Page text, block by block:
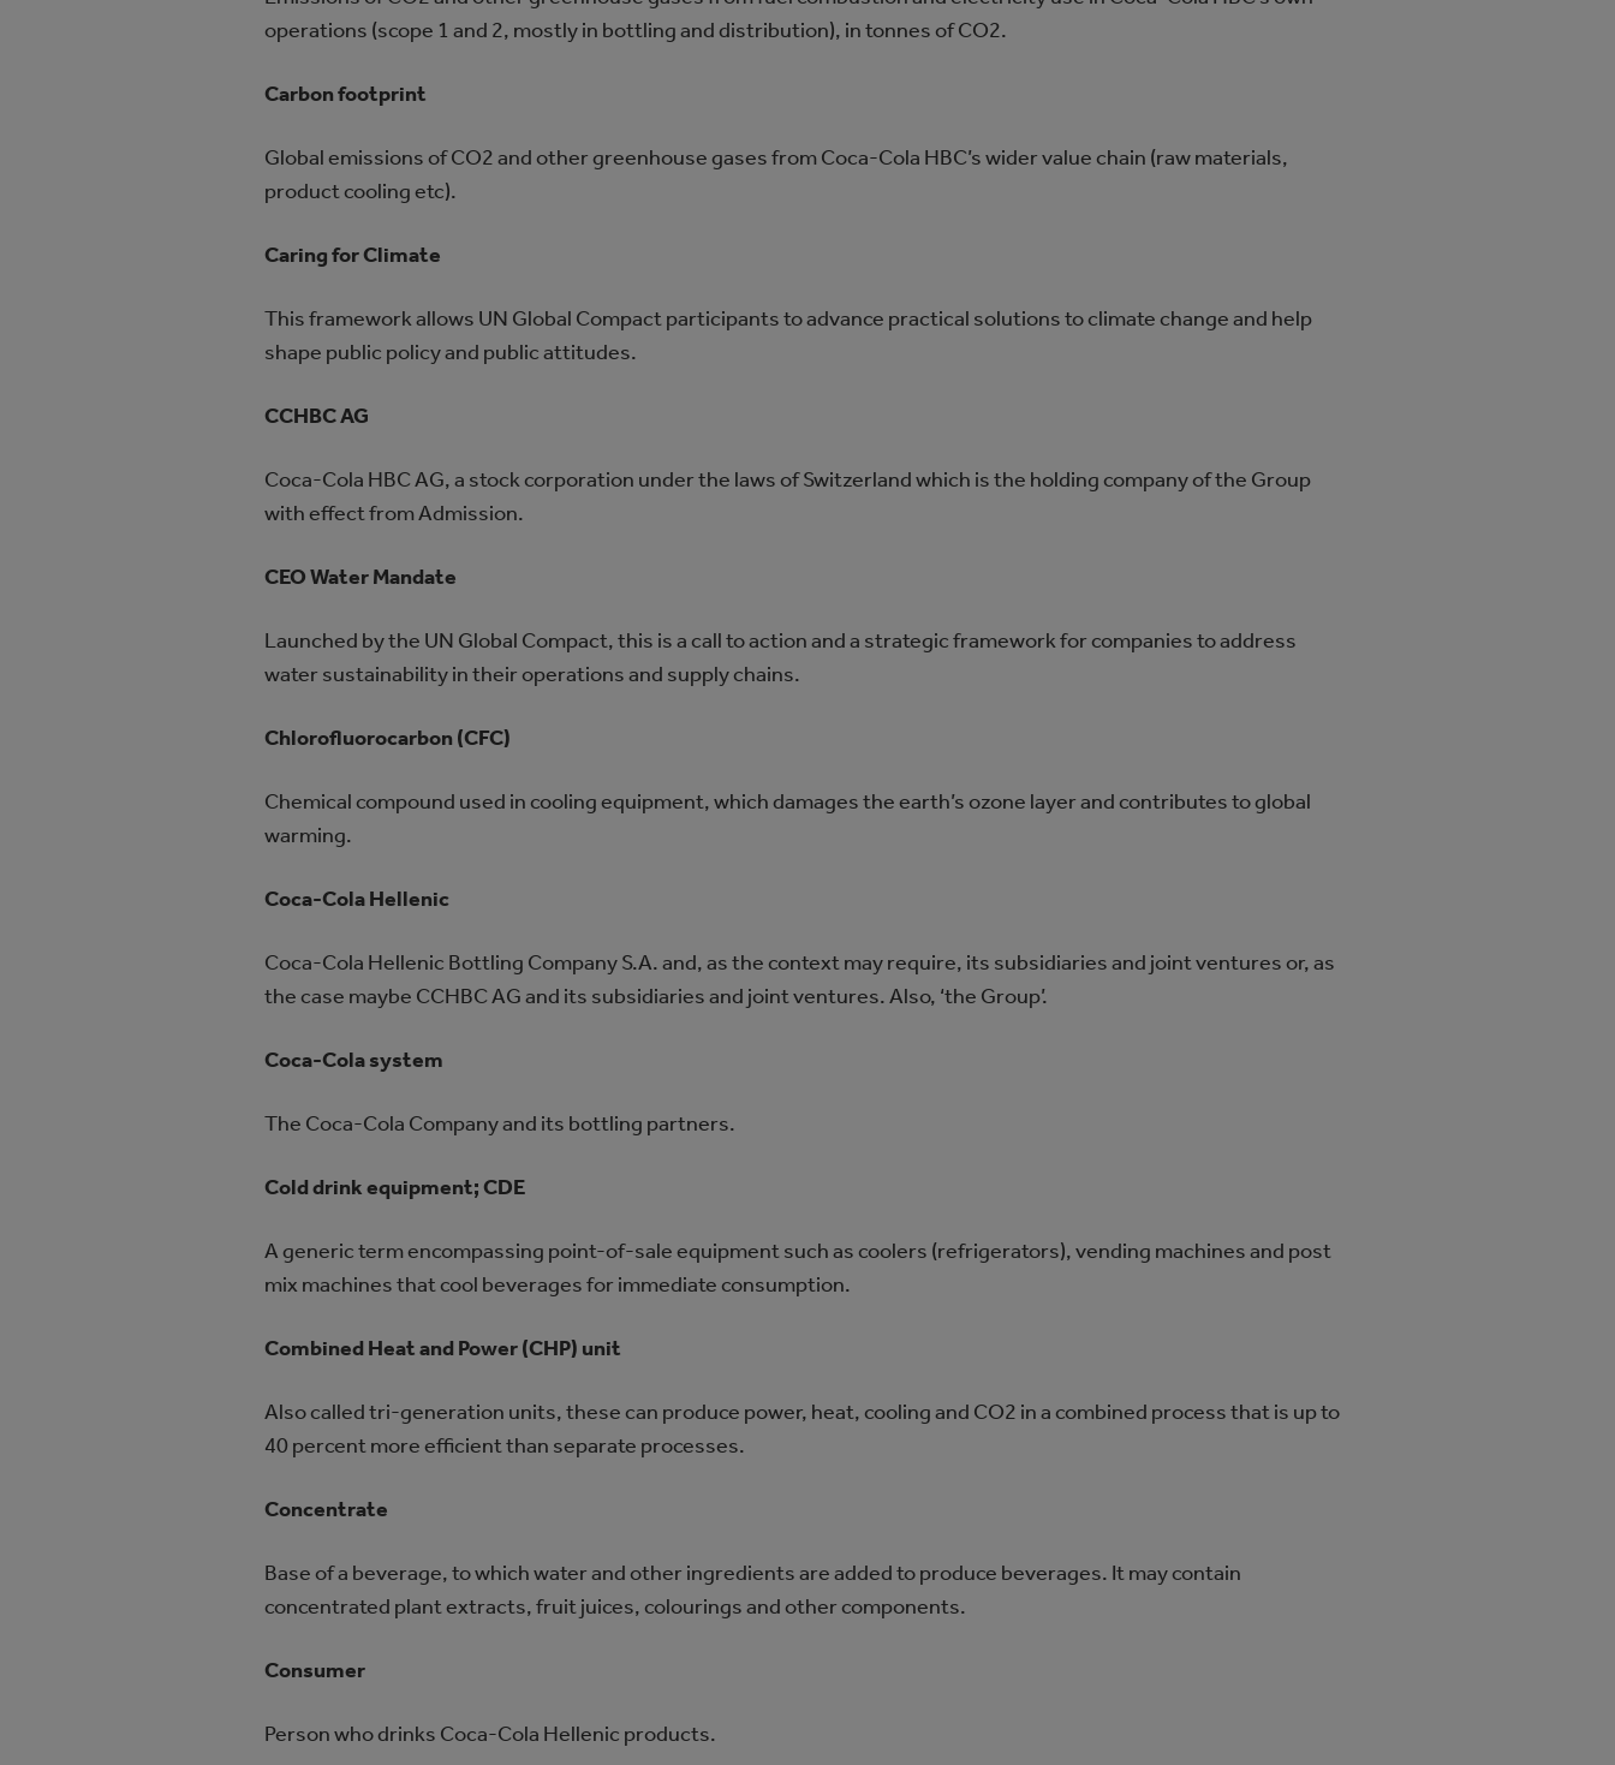
operations (scope 1 and 2, mostly in bottling and distribution), in tonnes of CO2.
Carbon footprint
Global emissions of CO2 and other greenhouse gases from Coca‑Cola HBC’s wider value chain (raw materials,
product cooling etc).
Caring for Climate
This framework allows UN Global Compact participants to advance practical solutions to climate change and help
shape public policy and public attitudes.
CCHBC AG
Coca‑Cola HBC AG, a stock corporation under the laws of Switzerland which is the holding company of the Group
with effect from Admission.
CEO Water Mandate
Launched by the UN Global Compact, this is a call to action and a strategic framework for companies to address
water sustainability in their operations and supply chains.
Chlorofluorocarbon (CFC)
Chemical compound used in cooling equipment, which damages the earth’s ozone layer and contributes to global
warming.
Coca‑Cola Hellenic
Coca‑Cola Hellenic Bottling Company S.A. and, as the context may require, its subsidiaries and joint ventures or, as
the case maybe CCHBC AG and its subsidiaries and joint ventures. Also, ‘the Group’.
Coca‑Cola system
The Coca‑Cola Company and its bottling partners.
Cold drink equipment; CDE
A generic term encompassing point-of-sale equipment such as coolers (refrigerators), vending machines and post
mix machines that cool beverages for immediate consumption.
Combined Heat and Power (CHP) unit
Also called tri-generation units, these can produce power, heat, cooling and CO2 in a combined process that is up to
40 percent more efficient than separate processes.
Concentrate
Base of a beverage, to which water and other ingredients are added to produce beverages. It may contain
concentrated plant extracts, fruit juices, colourings and other components.
Consumer
Person who drinks Coca‑Cola Hellenic products.